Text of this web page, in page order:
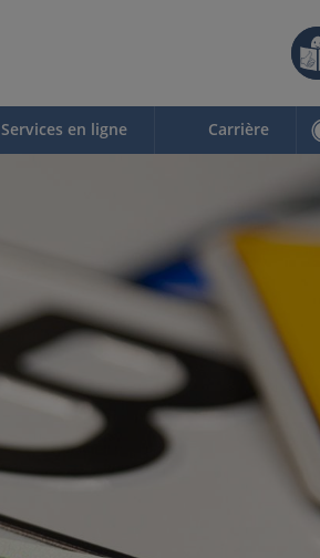
Services en ligne Carrière